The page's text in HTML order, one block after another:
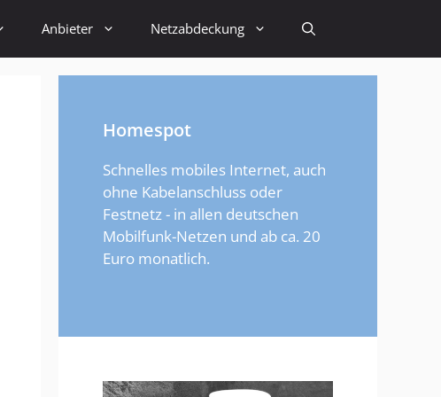
Anbieter Netzabdeckung
Homespot
Schnelles mobiles Internet, auch
ohne Kabelanschluss oder
Festnetz - in allen deutschen
Mobilfunk-Netzen und ab ca. 20
Euro monatlich.